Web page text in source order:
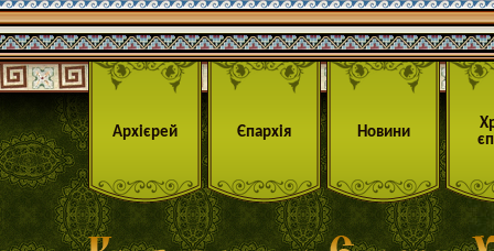
Архієрей Єпархія Новини